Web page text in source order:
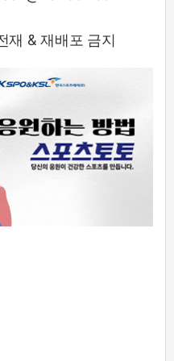
& 재배포 금지